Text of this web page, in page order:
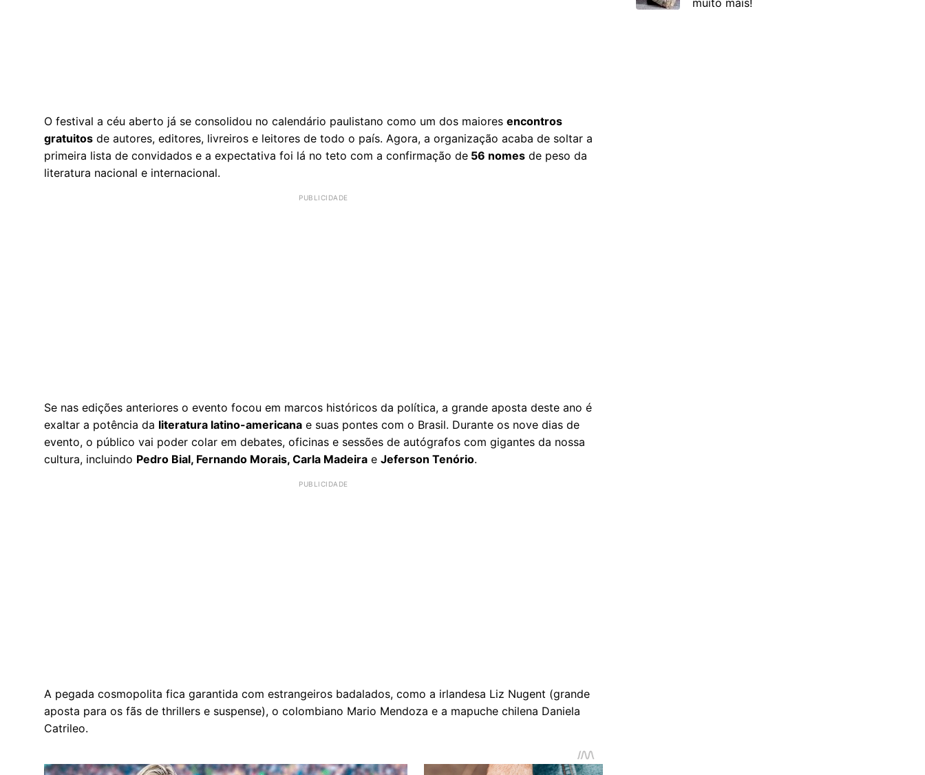
O festival a céu aberto já se consolidou no calendário paulistano como um dos maiores encontros
gratuitos de autores, editores, livreiros e leitores de todo o país. Agora, a organização acaba de soltar a
primeira lista de convidados e a expectativa foi lá no teto com a confirmação de 56 nomes de peso da
literatura nacional e internacional.
Se nas edições anteriores o evento focou em marcos históricos da política, a grande aposta deste ano é
exaltar a potência da literatura latino-americana e suas pontes com o Brasil. Durante os nove dias de
evento, o público vai poder colar em debates, oficinas e sessões de autógrafos com gigantes da nossa
cultura, incluindo Pedro Bial, Fernando Morais, Carla Madeira e Jeferson Tenório.
A pegada cosmopolita fica garantida com estrangeiros badalados, como a irlandesa Liz Nugent (grande
aposta para os fãs de thrillers e suspense), o colombiano Mario Mendoza e a mapuche chilena Daniela
Catrileo.